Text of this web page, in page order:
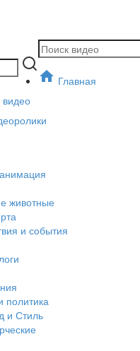
Главная
животные
и события
политика
и Стиль